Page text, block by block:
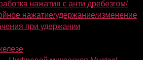
нажатия с анти дребезгом/
нажатие/удержание/изменение
при удержании